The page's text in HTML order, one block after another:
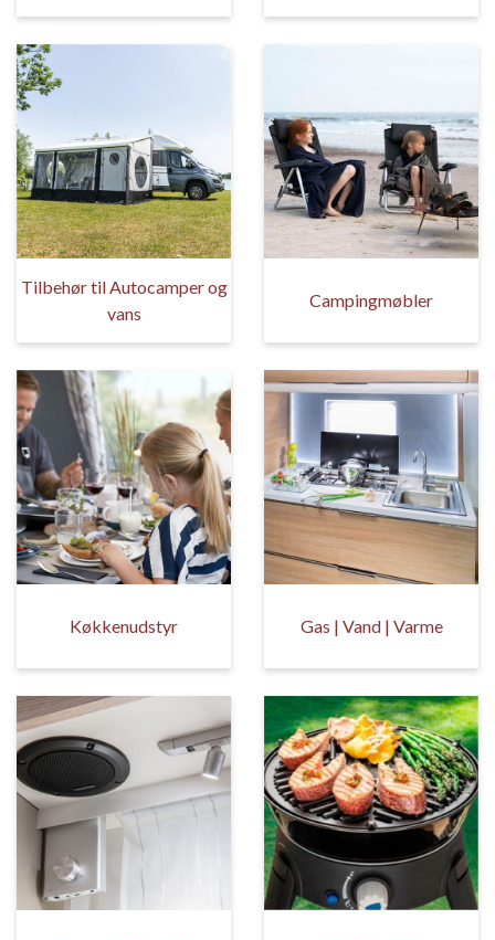
Tilbehør til Autocamper og
vans
Campingmøbler
Køkkenudstyr Gas | Vand | Varme